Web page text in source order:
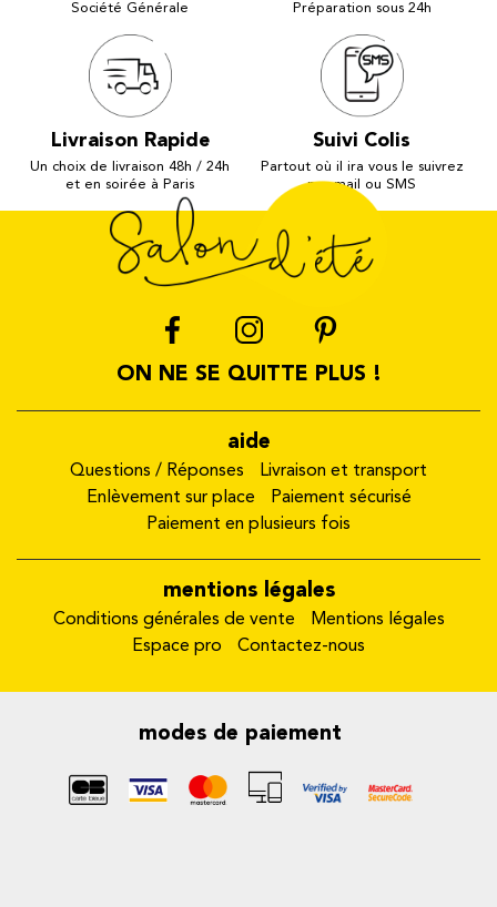
Société Générale
Préparation sous 24h
Livraison Rapide
Un choix de livraison 48h / 24h
et en soirée à Paris
Suivi Colis
Partout où il ira vous le suivrez
par mail ou SMS
ON NE SE QUITTE PLUS !
aide
Questions / Réponses
Livraison et transport
Enlèvement sur place
Paiement sécurisé
Paiement en plusieurs fois
mentions légales
Conditions générales de vente
Mentions légales
Espace pro
Contactez-nous
modes de paiement